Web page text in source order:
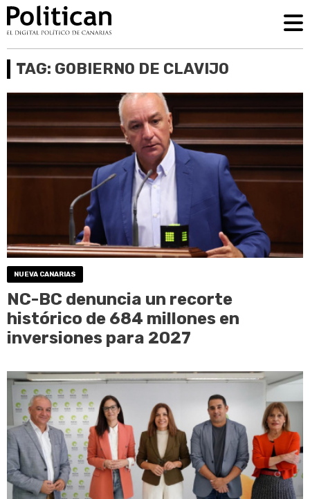
TAG: GOBIERNO DE CLAVIJO
NUEVA CANARIAS
NC-BC denuncia un recorte
histórico de 684 millones en
inversiones para 2027